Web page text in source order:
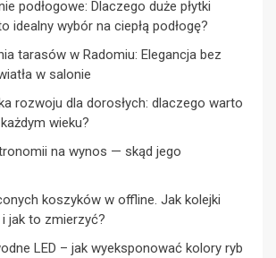
podłogowe: Dlaczego duże płytki
idealny wybór na ciepłą podłogę?
tarasów w Radomiu: Elegancja bez
w salonie
rozwoju dla dorosłych: dlaczego warto
wieku?
na wynos — skąd jego
koszyków w offline. Jak kolejki
jak to zmierzyć?
LED – jak wyeksponować kolory ryb